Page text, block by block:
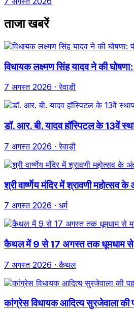
ताजा खबरें
विधायक लक्ष्मण सिंह यादव ने की
7 अगस्त 2026 · रेवाड़ी
डॉ. आर. बी. यादव हॉस्पिटल के 13वें
7 अगस्त 2026 · रेवाड़ी
श्री वार्ष्णेय मंदिर में श्रावणी
7 अगस्त 2026 · धर्म
कैथल में 9 से 17 अगस्त तक धूमधाम से
7 अगस्त 2026 · कैथल
कांग्रेस विधायक आदित्य सुरजेवाला की